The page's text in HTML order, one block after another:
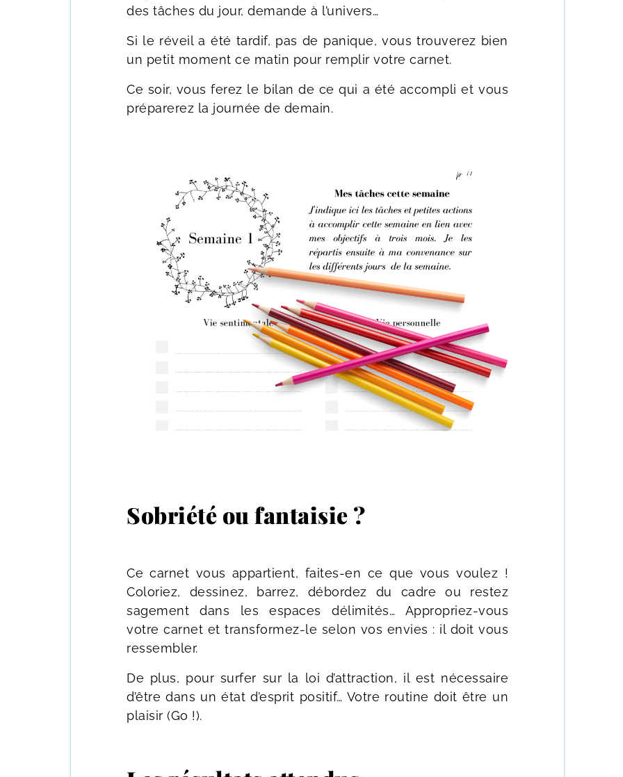
des tâches du jour, demande à l’univers…
Si le réveil a été tardif, pas de panique, vous trouverez bien
un petit moment ce matin pour remplir votre carnet.
Ce soir, vous ferez le bilan de ce qui a été accompli et vous
préparerez la journée de demain.
Sobriété ou fantaisie ?
Ce carnet vous appartient, faites-en ce que vous voulez !
Coloriez, dessinez, barrez, débordez du cadre ou restez
sagement dans les espaces délimités… Appropriez-vous
votre carnet et transformez-le selon vos envies : il doit vous
ressembler.
De plus, pour surfer sur la loi d’attraction, il est nécessaire
d’être dans un état d’esprit positif… Votre routine doit être un
plaisir (Go !).